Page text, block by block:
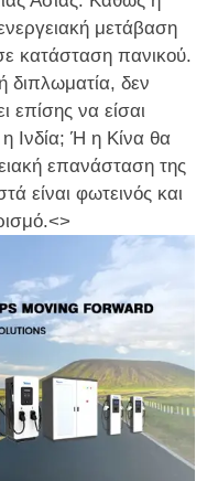
μετάβαση
κατάσταση πανικού.
διπλωματία, δεν
επίσης να είσαι
Ινδία; Ή η Κίνα θα
επανάσταση της
είναι φωτεινός και